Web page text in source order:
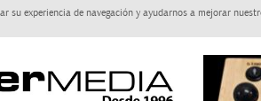
su experiencia de navegación y ayudarnos a mejorar